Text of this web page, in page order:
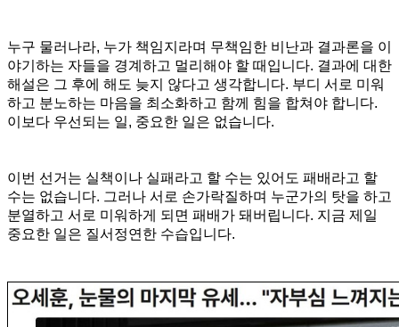
누구 물러나라, 누가 책임지라며 무책임한 비난과 결과론을 이
야기하는 자들을 경계하고 멀리해야 할 때입니다. 결과에 대한
해설은 그 후에 해도 늦지 않다고 생각합니다. 부디 서로 미워
하고 분노하는 마음을 최소화하고 함께 힘을 합쳐야 합니다.
이보다 우선되는 일, 중요한 일은 없습니다.
이번 선거는 실책이나 실패라고 할 수는 있어도 패배라고 할
수는 없습니다. 그러나 서로 손가락질하며 누군가의 탓을 하고
분열하고 서로 미워하게 되면 패배가 돼버립니다. 지금 제일
중요한 일은 질서정연한 수습입니다.